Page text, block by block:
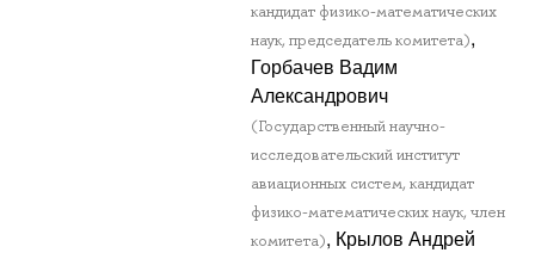
кандидат физико-математических
наук, председатель комитета),
Горбачев Вадим
Александрович
(Государственный научно-
исследовательский институт
авиационных систем, кандидат
физико-математических наук, член
комитета), Крылов Андрей